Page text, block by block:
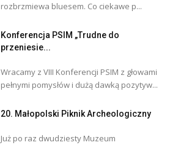
rozbrzmiewa bluesem. Co ciekawe p...
Konferencja PSIM „Trudne do
przeniesie...
Wracamy z VIII Konferencji PSIM z głowami
pełnymi pomysłów i dużą dawką pozytyw...
20. Małopolski Piknik Archeologiczny
Już po raz dwudziesty Muzeum